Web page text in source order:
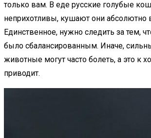
только вам. В еде русские голубые
неприхотливы, кушают они абсолютно
Единственное, нужно следить за тем,
было сбалансированным. Иначе,
животные могут часто болеть, а это к
приводит.